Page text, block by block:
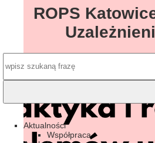
ROPS
Aktualności
Współpraca